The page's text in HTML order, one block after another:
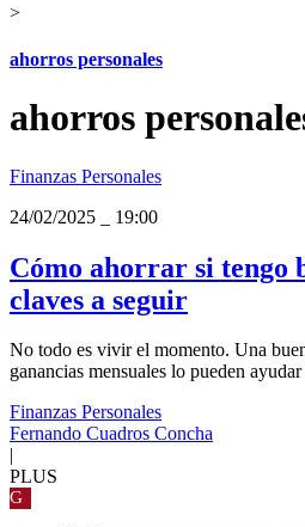
>
ahorros personales
ahorros
Finanzas Personales
24/02/2025
19:00
Cómo ahorrar si tengo
claves a seguir
No todo es vivir el momento. Una
ganancias mensuales lo pueden
Finanzas Personales
Fernando Cuadros Concha
PLUS
G